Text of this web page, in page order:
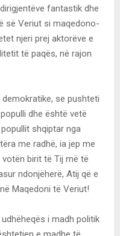
fantastik dhe
së Veriut si maqedono-
njeri prej aktorëve e
të paqës, në rajon
se pushteti
dhe është vetë
shqiptar nga
me radhë, ia jep me
birit të Tij më të
ndonjëherë, Atij që e
Maqedoni të Veriut!
i madh politik